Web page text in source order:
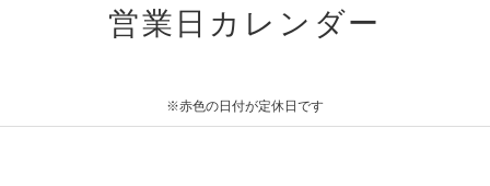
営業日カレンダー
※赤色の日付が定休日です